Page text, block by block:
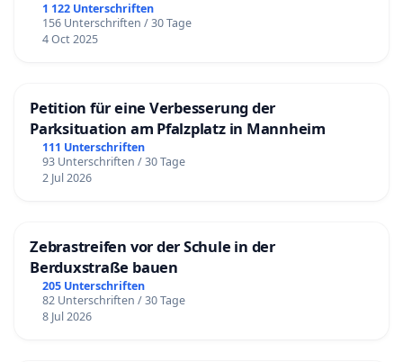
1 122 Unterschriften
156 Unterschriften / 30 Tage
4 Oct 2025
Petition für eine Verbesserung der
Parksituation am Pfalzplatz in Mannheim
111 Unterschriften
93 Unterschriften / 30 Tage
2 Jul 2026
Zebrastreifen vor der Schule in der
Berduxstraße bauen
205 Unterschriften
82 Unterschriften / 30 Tage
8 Jul 2026